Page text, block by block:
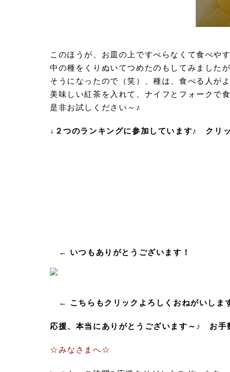
このほうが、お皿の上ですべらなくて食べやす
中の種をくりぬいてつめたのもしてみました
そうになったので（笑）、種は、食べる人が
美味しい紅茶を入れて、ナイフとフォークで
是非お試しください～♪
↓２つのランキングに参加しています♪ クリ
← いつもありがとうございます！
← こちらもクリックよろしくおねがいしま
応援、本当にありがとうございます～♪ お手
☆みなさまへ☆